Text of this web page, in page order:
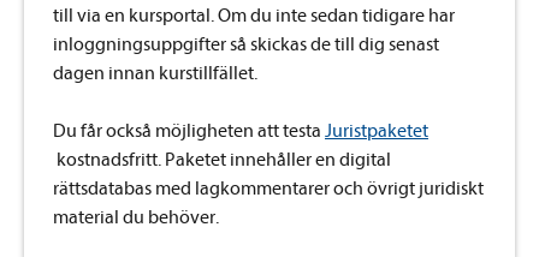
till via en kursportal. Om du inte sedan tidigare har
inloggningsuppgifter så skickas de till dig senast
dagen innan kurstillfället.
Du får också möjligheten att testa Juristpaketet
kostnadsfritt. Paketet innehåller en digital
rättsdatabas med lagkommentarer och övrigt juridiskt
material du behöver.